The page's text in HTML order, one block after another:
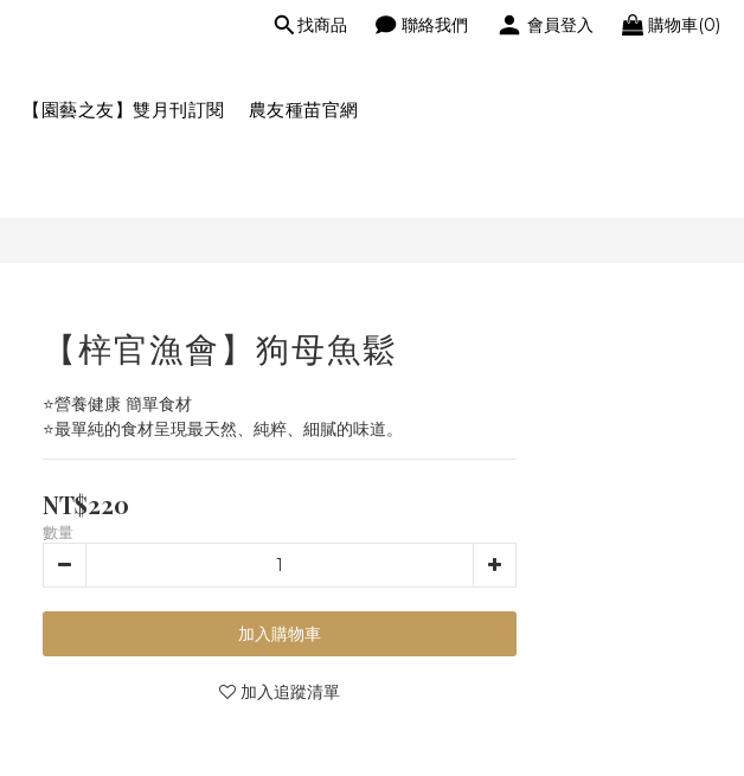
找商品 聯絡我們 會員登入 購物車(0)
【園藝之友】雙月刊訂閱 農友種苗官網
【梓官漁會】狗母魚鬆
⭐營養健康 簡單食材
⭐最單純的食材呈現最天然、純粹、細膩的味道。
NT$220
數量
加入購物車
加入追蹤清單